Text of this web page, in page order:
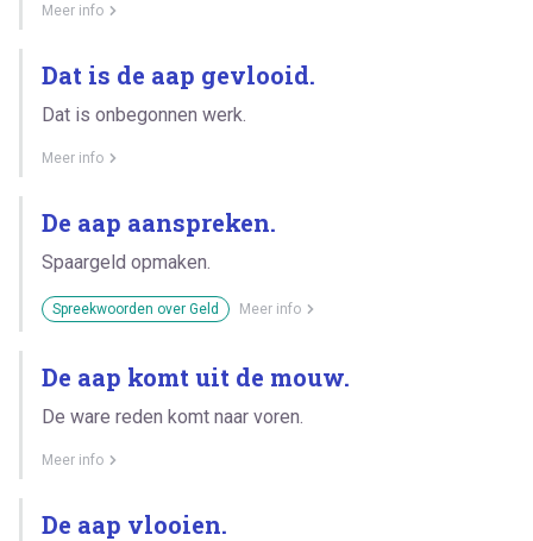
Meer info
Dat is de aap gevlooid.
Dat is onbegonnen werk.
Meer info
De aap aanspreken.
Spaargeld opmaken.
Spreekwoorden over Geld Meer info
De aap komt uit de mouw.
De ware reden komt naar voren.
Meer info
De aap vlooien.